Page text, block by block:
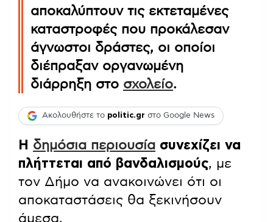
αποκαλύπτουν τις εκτεταμένες
καταστροφές που προκάλεσαν
άγνωστοι δράστες, οι οποίοι
διέπραξαν οργανωμένη
διάρρηξη στο σχολείο.
Ακολουθήστε το politic.gr στο Google News
Η δημόσια περιουσία συνεχίζει να
πλήττεται από βανδαλισμούς, με
τον Δήμο να ανακοινώνει ότι οι
αποκαταστάσεις θα ξεκινήσουν
άμεσα.